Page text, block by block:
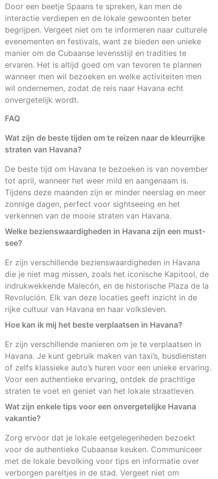
Door een beetje Spaans te spreken, kan men de
interactie verdiepen en de lokale gewoonten beter
begrijpen. Vergeet niet om te informeren naar culturele
evenementen en festivals, want ze bieden een unieke
manier om de Cubaanse levensstijl en tradities te
ervaren. Het is altijd goed om van tevoren te plannen
wanneer men wil bezoeken en welke activiteiten men
wil ondernemen, zodat de reis naar Havana echt
onvergetelijk wordt.
FAQ
Wat zijn de beste tijden om te reizen naar de kleurrijke
straten van Havana?
De beste tijd om Havana te bezoeken is van november
tot april, wanneer het weer mild en aangenaam is.
Tijdens deze maanden zijn er minder neerslag en meer
zonnige dagen, perfect voor sightseeing en het
verkennen van de mooie straten van Havana.
Welke bezienswaardigheden in Havana zijn een must-
see?
Er zijn verschillende bezienswaardigheden in Havana
die je niet mag missen, zoals het iconische Kapitool, de
indrukwekkende Malecón, en de historische Plaza de la
Revolución. Elk van deze locaties geeft inzicht in de
rijke cultuur van Havana en haar volksleven.
Hoe kan ik mij het beste verplaatsen in Havana?
Er zijn verschillende manieren om je te verplaatsen in
Havana. Je kunt gebruik maken van taxi’s, busdiensten
of zelfs klassieke auto’s huren voor een unieke ervaring.
Voor een authentieke ervaring, ontdek de prachtige
straten te voet en geniet van het lokale straatleven.
Wat zijn enkele tips voor een onvergetelijke Havana
vakantie?
Zorg ervoor dat je lokale eetgelegenheden bezoekt
voor de authentieke Cubaanse keuken. Communiceer
met de lokale bevolking voor tips en informatie over
verborgen pareltjes in de stad. Vergeet niet om